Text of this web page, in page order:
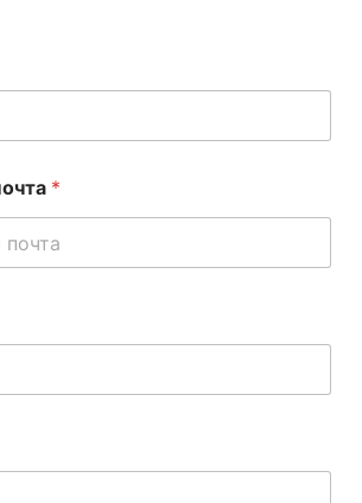
*